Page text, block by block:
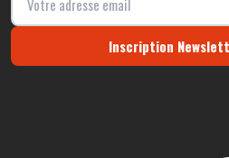
Inscription